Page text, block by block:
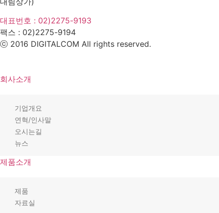
대표번호 : 02)2275-9193
팩스 : 02)2275-9194​
ⓒ 2016 DIGITALCOM All rights reserved.
회사소개
기업개요
연혁/인사말
오시는길
뉴스
제품소개
제품
자료실